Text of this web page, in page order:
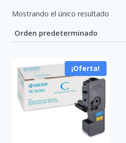
Mostrando el único resultado
¡Oferta!